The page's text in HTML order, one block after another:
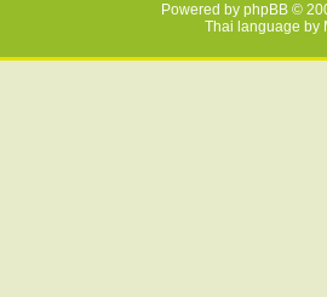
Powered by phpBB ©
Thai language by